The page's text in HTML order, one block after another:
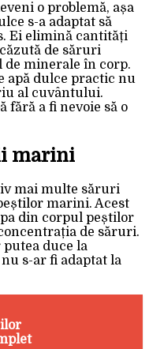
o problemă, așa
s-a adaptat să
Ei elimină cantități
de săruri
minerale în corp.
apă dulce practic nu
al cuvântului.
fără a fi nevoie să o
marini
mai multe săruri
marini. Acest
din corpul peștilor
de săruri.
duce la
s-ar fi adaptat la